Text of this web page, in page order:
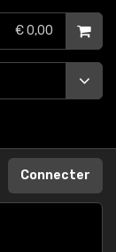
€ 0,00
Connecter